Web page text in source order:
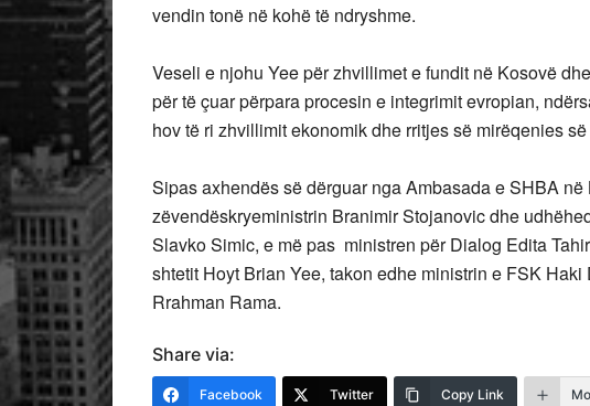
vendin tonë në kohë të ndryshme.
Veseli e njohu Yee për zhvillimet e fundit në Kosovë
për të çuar përpara procesin e integrimit evropian,
hov të ri zhvillimit ekonomik dhe rritjes së mirëqenies
Sipas axhendës së dërguar nga Ambasada e SHBA
zëvendëskryeministrin Branimir Stojanovic dhe
Slavko Simic, e më pas ministren për Dialog Edita
shtetit Hoyt Brian Yee, takon edhe ministrin e FSK
Rrahman Rama.
Share via:
Facebook Twitter Copy Link